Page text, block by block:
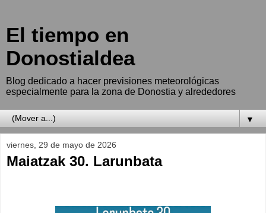
El tiempo en
Donostialdea
Blog dedicado a hacer previsiones meteorológicas
especialmente para la zona de Donostia y alrededores
▼
viernes, 29 de mayo de 2026
Maiatzak 30. Larunbata